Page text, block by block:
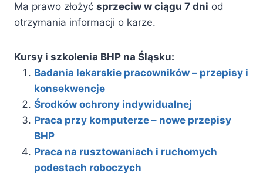
Ma prawo złożyć sprzeciw w ciągu 7 dni od
otrzymania informacji o karze.
Kursy i szkolenia BHP na Śląsku:
Badania lekarskie pracowników – przepisy i
konsekwencje
Środków ochrony indywidualnej
Praca przy komputerze – nowe przepisy
BHP
Praca na rusztowaniach i ruchomych
podestach roboczych